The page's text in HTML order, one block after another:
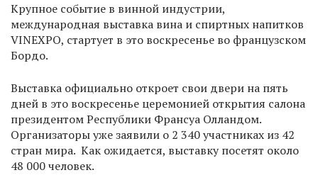
Крупное событие в винной индустрии,
международная выставка вина и спиртных напитков
VINEXPO, стартует в это воскресенье во французском
Бордо.
Выставка официально откроет свои двери на пять
дней в это воскресенье церемонией открытия салона
президентом Республики Франсуа Олландом.
Организаторы уже заявили о 2 340 участниках из 42
стран мира. Как ожидается, выставку посетят около
48 000 человек.